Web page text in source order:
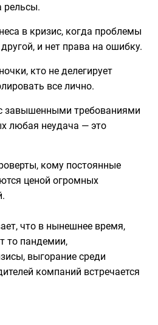
рельсы.
в кризис, когда проблемы
и нет права на ошибку.
кто не делегирует
все лично.
завышенными требованиями
любая неудача — это
кому постоянные
ценой огромных
что в нынешнее время,
то пандемии,
выгорание среди
компаний встречается